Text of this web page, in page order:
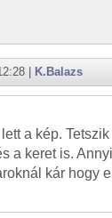
| K.Balazs
a kép.
a keret is.
kár hogy